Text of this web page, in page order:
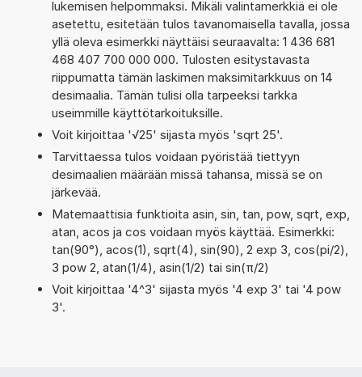
lukemisen helpommaksi. Mikäli valintamerkkiä ei ole
asetettu, esitetään tulos tavanomaisella tavalla, jossa
yllä oleva esimerkki näyttäisi seuraavalta: 1 436 681
468 407 700 000 000. Tulosten esitystavasta
riippumatta tämän laskimen maksimitarkkuus on 14
desimaalia. Tämän tulisi olla tarpeeksi tarkka
useimmille käyttötarkoituksille.
Voit kirjoittaa '√25' sijasta myös 'sqrt 25'.
Tarvittaessa tulos voidaan pyöristää tiettyyn
desimaalien määrään missä tahansa, missä se on
järkevää.
Matemaattisia funktioita asin, sin, tan, pow, sqrt, exp,
atan, acos ja cos voidaan myös käyttää. Esimerkki:
tan(90°), acos(1), sqrt(4), sin(90), 2 exp 3, cos(pi/2),
3 pow 2, atan(1/4), asin(1/2) tai sin(π/2)
Voit kirjoittaa '4^3' sijasta myös '4 exp 3' tai '4 pow
3'.